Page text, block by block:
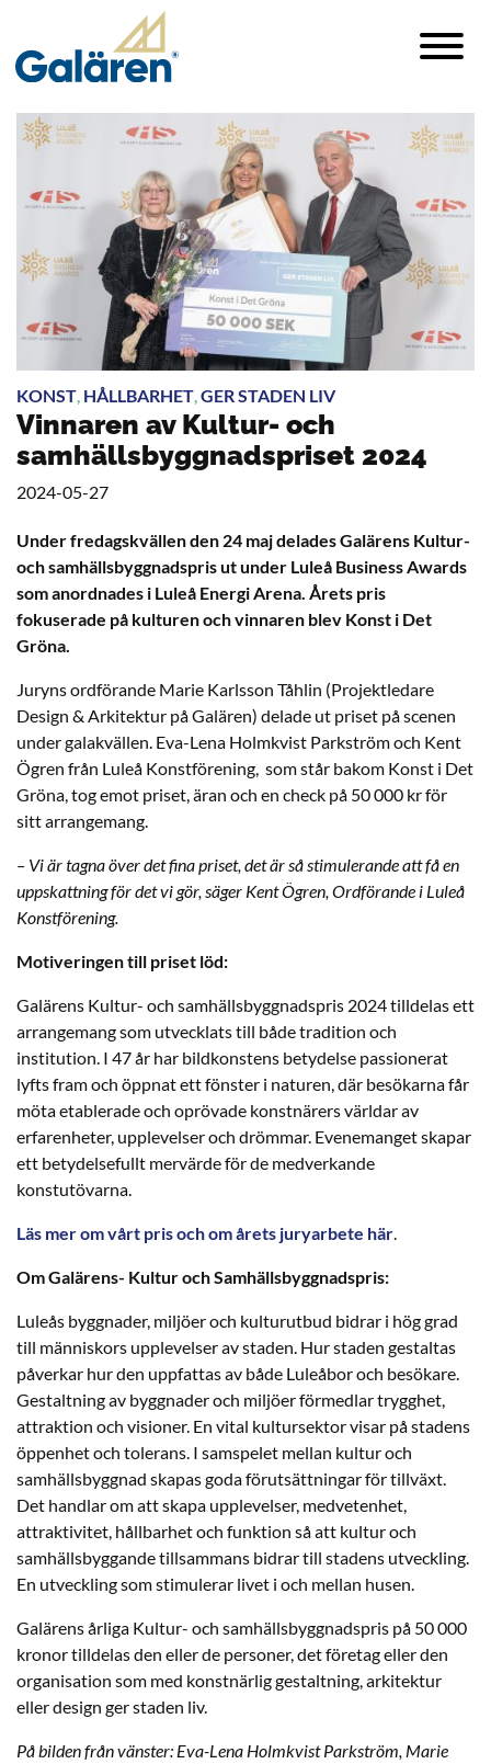
KONST, HÅLLBARHET,GER STADEN LIV
Vinnaren av Kultur- och
samhällsbyggnadspriset 2024
2024-05-27
Under fredagskvällen den 24 maj delades Galärens Kultur-
och samhällsbyggnadspris ut under Luleå Business Awards
som anordnades i Luleå Energi Arena. Årets pris
fokuserade på kulturen och vinnaren blev Konst i Det
Gröna.
Juryns ordförande Marie Karlsson Tåhlin (Projektledare
Design & Arkitektur på Galären) delade ut priset på scenen
under galakvällen. Eva-Lena Holmkvist Parkström och Kent
Ögren från Luleå Konstförening, som står bakom Konst i Det
Gröna, tog emot priset, äran och en check på 50 000 kr för
sitt arrangemang.
– Vi är tagna över det fina priset, det är så stimulerande att få en
uppskattning för det vi gör, säger Kent Ögren, Ordförande i Luleå
Konstförening.
Motiveringen till priset löd:
Galärens Kultur- och samhällsbyggnadspris 2024 tilldelas ett
arrangemang som utvecklats till både tradition och
institution. I 47 år har bildkonstens betydelse passionerat
lyfts fram och öppnat ett fönster i naturen, där besökarna får
möta etablerade och oprövade konstnärers världar av
erfarenheter, upplevelser och drömmar. Evenemanget skapar
ett betydelsefullt mervärde för de medverkande
konstutövarna.
Läs mer om vårt pris och om årets juryarbete här.
Om Galärens- Kultur och Samhällsbyggnadspris:
Luleås byggnader, miljöer och kulturutbud bidrar i hög grad
till människors upplevelser av staden. Hur staden gestaltas
påverkar hur den uppfattas av både Luleåbor och besökare.
Gestaltning av byggnader och miljöer förmedlar trygghet,
attraktion och visioner. En vital kultursektor visar på stadens
öppenhet och tolerans. I samspelet mellan kultur och
samhällsbyggnad skapas goda förutsättningar för tillväxt.
Det handlar om att skapa upplevelser, medvetenhet,
attraktivitet, hållbarhet och funktion så att kultur och
samhällsbyggande tillsammans bidrar till stadens utveckling.
En utveckling som stimulerar livet i och mellan husen.
Galärens årliga Kultur- och samhällsbyggnadspris på 50 000
kronor tilldelas den eller de personer, det företag eller den
organisation som med konstnärlig gestaltning, arkitektur
eller design ger staden liv.
På bilden från vänster: Eva-Lena Holmkvist Parkström, Marie